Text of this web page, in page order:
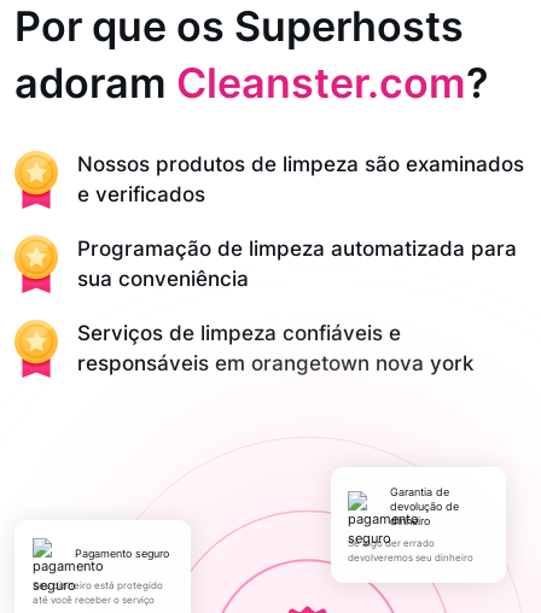
Por que os Superhosts
adoram Cleanster.com?
Nossos produtos de limpeza são examinados
e verificados
Programação de limpeza automatizada para
sua conveniência
Serviços de limpeza confiáveis e
responsáveis em orangetown nova york
pagamento seguro
Seu dinheiro está protegido
até você receber o serviço
Garantia de
devolução de
dinheiro
Se algo der errado
devolveremos seu dinheiro